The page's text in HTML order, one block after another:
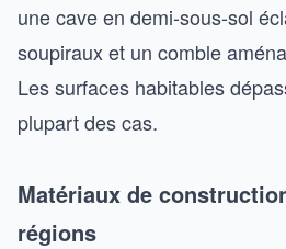
une cave en demi-sous-sol
soupiraux et un comble
Les surfaces habitables
plupart des cas.
Matériaux de
régions